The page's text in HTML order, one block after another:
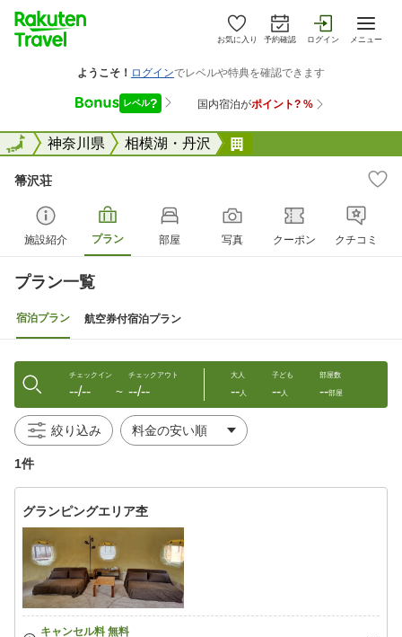
お気に入り 予約確認 ログイン メニュー
全国神奈川県 相模湖・丹沢
全国
箒沢荘
施設紹介 プラン 部屋 写真 クーポン クチコミ
プラン一覧
宿泊プラン 航空券付宿泊プラン
チェックイン
--/-- 〜
チェックアウト
--/--
大人
--人
子ども
--人
部屋数
--部屋
絞り込み
1件
グランピングエリア杢